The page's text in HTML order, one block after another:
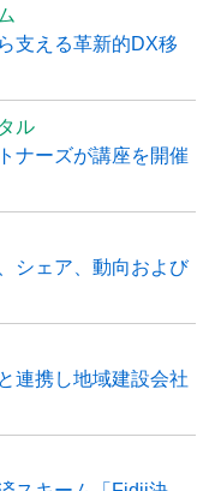
支える革新的DX移
ル
ナーズが講座を開催
シェア、動向および
連携し地域建設会社